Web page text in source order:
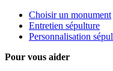
Choisir un monument
Entretien sépulture
Personnalisation
Pour vous aider